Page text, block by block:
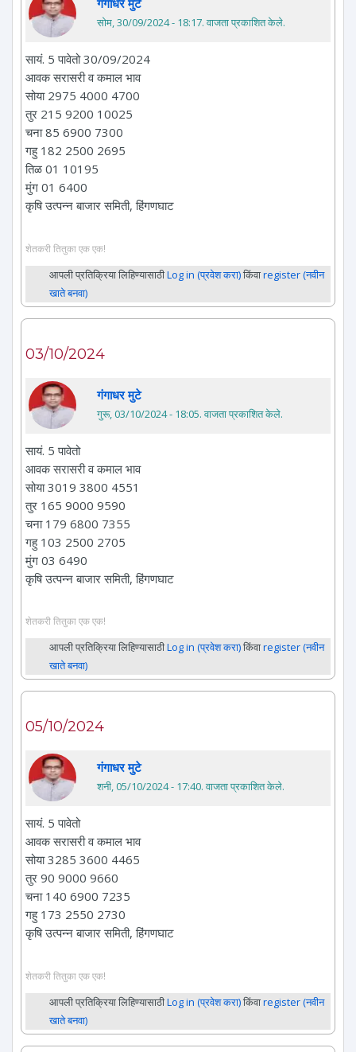
गंगाधर मुटे
सोम, 30/09/2024 - 18:17. वाजता प्रकाशित केले.
सायं. 5 पावेतो 30/09/2024
आवक सरासरी व कमाल भाव
सोया 2975 4000 4700
तुर 215 9200 10025
चना 85 6900 7300
गहु 182 2500 2695
तिळ 01 10195
मुंग 01 6400
कृषि उत्पन्न बाजार समिती, हिंगणघाट
शेतकरी तितुका एक एक!
आपली प्रतिक्रिया लिहिण्यासाठीLog in (प्रवेश करा)किंवाregister (नवीन
खाते बनवा)
03/10/2024
गंगाधर मुटे
गुरू, 03/10/2024 - 18:05. वाजता प्रकाशित केले.
सायं. 5 पावेतो
आवक सरासरी व कमाल भाव
सोया 3019 3800 4551
तुर 165 9000 9590
चना 179 6800 7355
गहु 103 2500 2705
मुंग 03 6490
कृषि उत्पन्न बाजार समिती, हिंगणघाट
शेतकरी तितुका एक एक!
आपली प्रतिक्रिया लिहिण्यासाठीLog in (प्रवेश करा)किंवाregister (नवीन
खाते बनवा)
05/10/2024
गंगाधर मुटे
शनी, 05/10/2024 - 17:40. वाजता प्रकाशित केले.
सायं. 5 पावेतो
आवक सरासरी व कमाल भाव
सोया 3285 3600 4465
तुर 90 9000 9660
चना 140 6900 7235
गहु 173 2550 2730
कृषि उत्पन्न बाजार समिती, हिंगणघाट
शेतकरी तितुका एक एक!
आपली प्रतिक्रिया लिहिण्यासाठीLog in (प्रवेश करा)किंवाregister (नवीन
खाते बनवा)